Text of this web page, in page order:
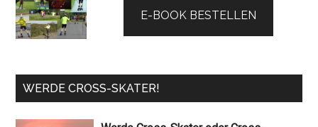
E-BOOK BESTELLEN
WERDE CROSS-SKATER!